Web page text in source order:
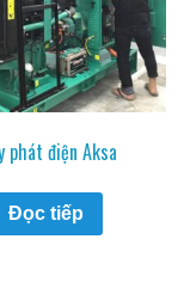
phát điện Aksa
Đọc tiếp